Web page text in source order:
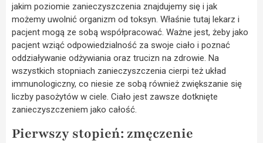
jakim poziomie zanieczyszczenia znajdujemy się i jak
możemy uwolnić organizm od toksyn. Właśnie tutaj lekarz i
pacjent mogą ze sobą współpracować. Ważne jest, żeby jako
pacjent wziąć odpowiedzialność za swoje ciało i poznać
oddziaływanie odżywiania oraz trucizn na zdrowie. Na
wszystkich stopniach zanieczyszczenia cierpi też układ
immunologiczny, co niesie ze sobą również zwiększanie się
liczby pasożytów w ciele. Ciało jest zawsze dotknięte
zanieczyszczeniem jako całość.
Pierwszy stopień: zmęczenie